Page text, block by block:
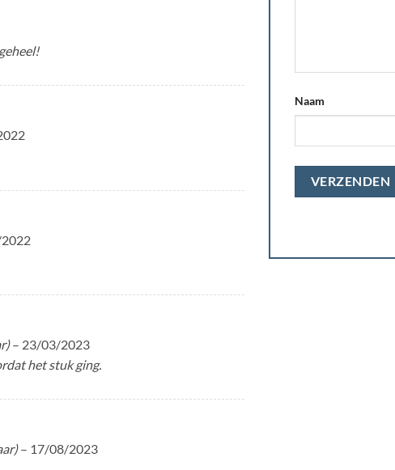
– 23/03/2023
het stuk ging.
– 17/08/2023
Naam